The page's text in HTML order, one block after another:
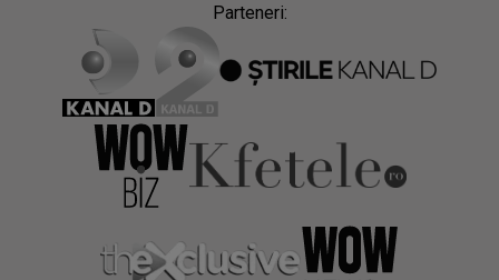
Parteneri: